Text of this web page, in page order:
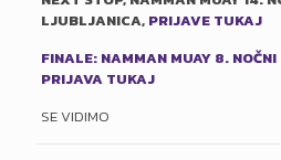
LJUBLJANICA, PRIJAVE TUKAJ
FINALE: NAMMAN MUAY 8.
PRIJAVA TUKAJ
SE VIDIMO